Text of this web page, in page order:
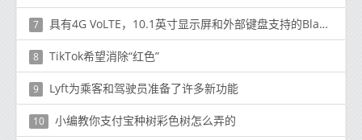
7 具有4G VoLTE，10.1英寸显示屏和外部键盘支持的Blackview Tab 8的价格为$ 124.99
8 TikTok希望消除“红色”
9 Lyft为乘客和驾驶员准备了许多新功能
10 小编教你支付宝种树彩色树怎么弄的